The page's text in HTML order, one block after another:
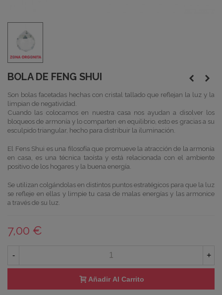
BOLA DE FENG SHUI
Son bolas facetadas hechas con cristal tallado que reflejan la luz y la
limpian de negatividad.
Cuando las colocamos en nuestra casa nos ayudan a disolver los
bloqueos de armonía y lo comparten en equilibrio, esto es gracias a su
esculpido triangular, hecho para distribuir la iluminación.
El Fens Shui es una filosofía que promueve la atracción de la armonía
en casa, es una técnica taoísta yestá relacionada con el ambiente
positivo de los hogares y la buena energía.
Se utilizan colgándolas en distintos puntos estratégicos para que la luz
se refleje en ellas y limpie tu casa de malas energías y las armonice
a travésde su luz.
7,00 €
- +
Añadir Al Carrito